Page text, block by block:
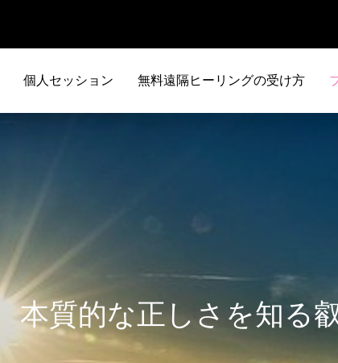
個人セッション 無料遠隔ヒーリングの受け方
本質的な正しさを知る